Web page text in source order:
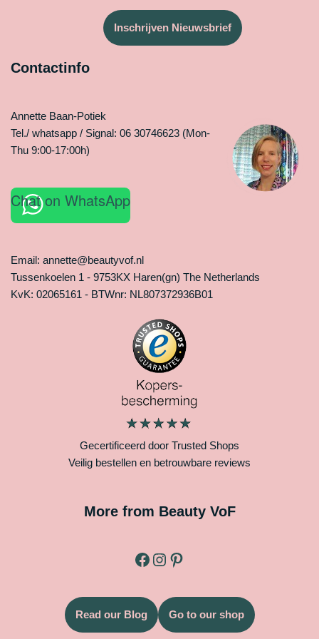
Inschrijven Nieuwsbrief
Contactinfo
Annette Baan-Potiek
Tel./ whatsapp / Signal: 06 30746623 (Mon-
Thu 9:00-17:00h)
Chat on WhatsApp
Email: annette@beautyvof.nl
Tussenkoelen 1 - 9753KX Haren(gn) The Netherlands
KvK: 02065161 - BTWnr: NL807372936B01
Gecertificeerd door Trusted Shops
Veilig bestellen en betrouwbare reviews
More from Beauty VoF
Read our Blog Go to our shop